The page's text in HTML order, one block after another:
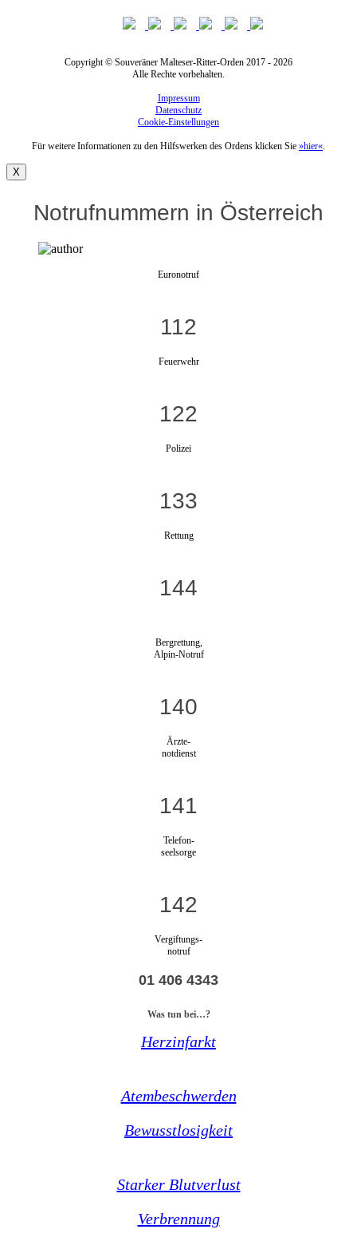
Copyright © Souveräner Malteser-Ritter-Orden 2017 - 2026
Alle Rechte vorbehalten.
Impressum
Datenschutz
Cookie-Einstellungen
Für weitere Informationen zu den Hilfswerken des Ordens klicken Sie »hier«
X
Notrufnummern in Österreich
Euronotruf
112
Feuerwehr
122
Polizei
133
Rettung
144
Bergrettung,
Alpin-Notruf
140
Ärzte-
notdienst
141
Telefon-
seelsorge
142
Vergiftungs-
notruf
01 406 4343
Was tun bei…?
Herzinfarkt
Atembeschwerden
Bewusstlosigkeit
Starker Blutverlust
Verbrennung